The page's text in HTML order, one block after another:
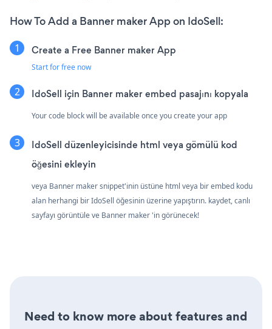
How To Add a Banner maker App on IdoSell:
Create a Free Banner maker App
Start for free now
IdoSell için Banner maker embed pasajını kopyala
Your code block will be available once you create your app
IdoSell düzenleyicisinde html veya gömülü kod
öğesini ekleyin
veya Banner maker snippet'inin üstüne html veya bir embed kodu
alan herhangi bir IdoSell öğesinin üzerine yapıştırın. kaydet, canlı
sayfayı görüntüle ve Banner maker 'in görünecek!
Need to know more about features and